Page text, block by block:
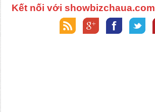
Kết nối với showbizchaua.com